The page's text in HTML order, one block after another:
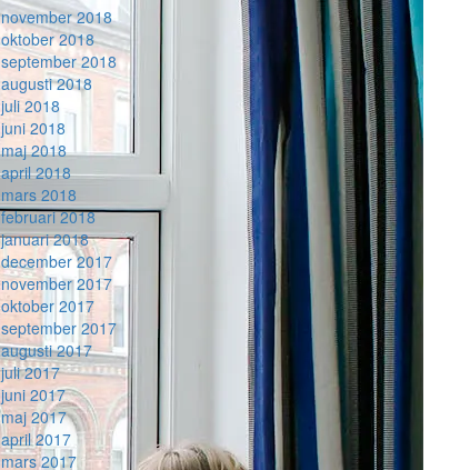
november 2018
oktober 2018
september 2018
augusti 2018
juli 2018
juni 2018
maj 2018
april 2018
mars 2018
februari 2018
januari 2018
december 2017
november 2017
oktober 2017
september 2017
augusti 2017
juli 2017
juni 2017
maj 2017
april 2017
mars 2017